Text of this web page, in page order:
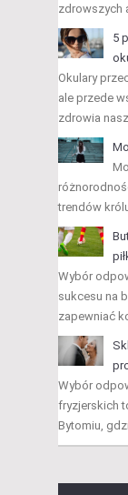
zdrowszych
5
Okulary
ale przede
zdrowia
trendów
Wybór
sukcesu na
zapewniać
Wybór
fryzjerskich
Bytomiu,